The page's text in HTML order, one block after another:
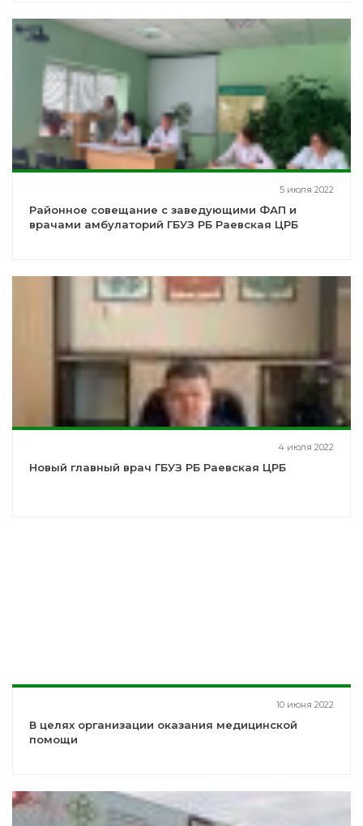
5 июля 2022
Районное совещание с заведующими ФАП и
врачами амбулаторий ГБУЗ РБ Раевская ЦРБ
4 июля 2022
Новый главный врач ГБУЗ РБ Раевская ЦРБ
10 июня 2022
В целях организации оказания медицинской
помощи